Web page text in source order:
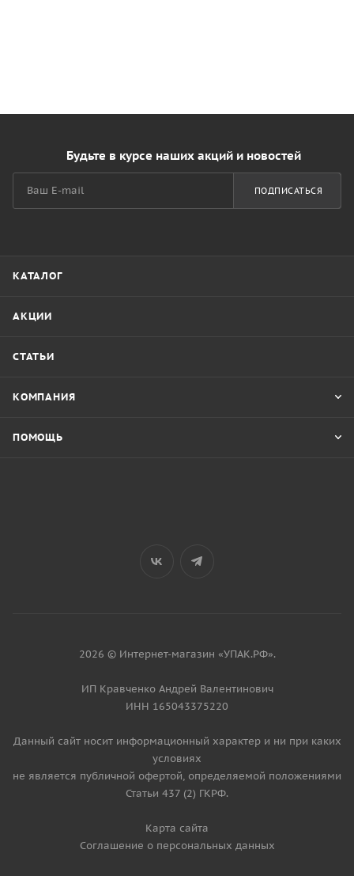
Будьте в курсе наших акций и новостей
ПОДПИСАТЬСЯ
КАТАЛОГ
АКЦИИ
СТАТЬИ
КОМПАНИЯ
ПОМОЩЬ
2026 © Интернет-магазин «УПАК.РФ».
ИП Кравченко Андрей Валентинович
ИНН 165043375220
Данный сайт носит информационный характер и ни при каких
условиях
не является публичной офертой, определяемой положениями
Статьи 437 (2) ГКРФ.
Карта сайта
Соглашение о персональных данных